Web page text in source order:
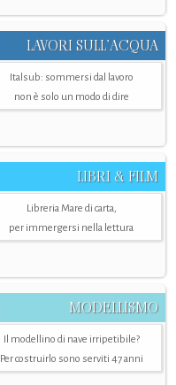
LAVORI SULL’ACQUA
Italsub: sommersi dal lavoro
non è solo un modo di dire
LIBRI & FILM
Libreria Mare di carta,
per immergersi nella lettura
MODELLISMO
Il modellino di nave irripetibile?
Per costruirlo sono serviti 47 anni